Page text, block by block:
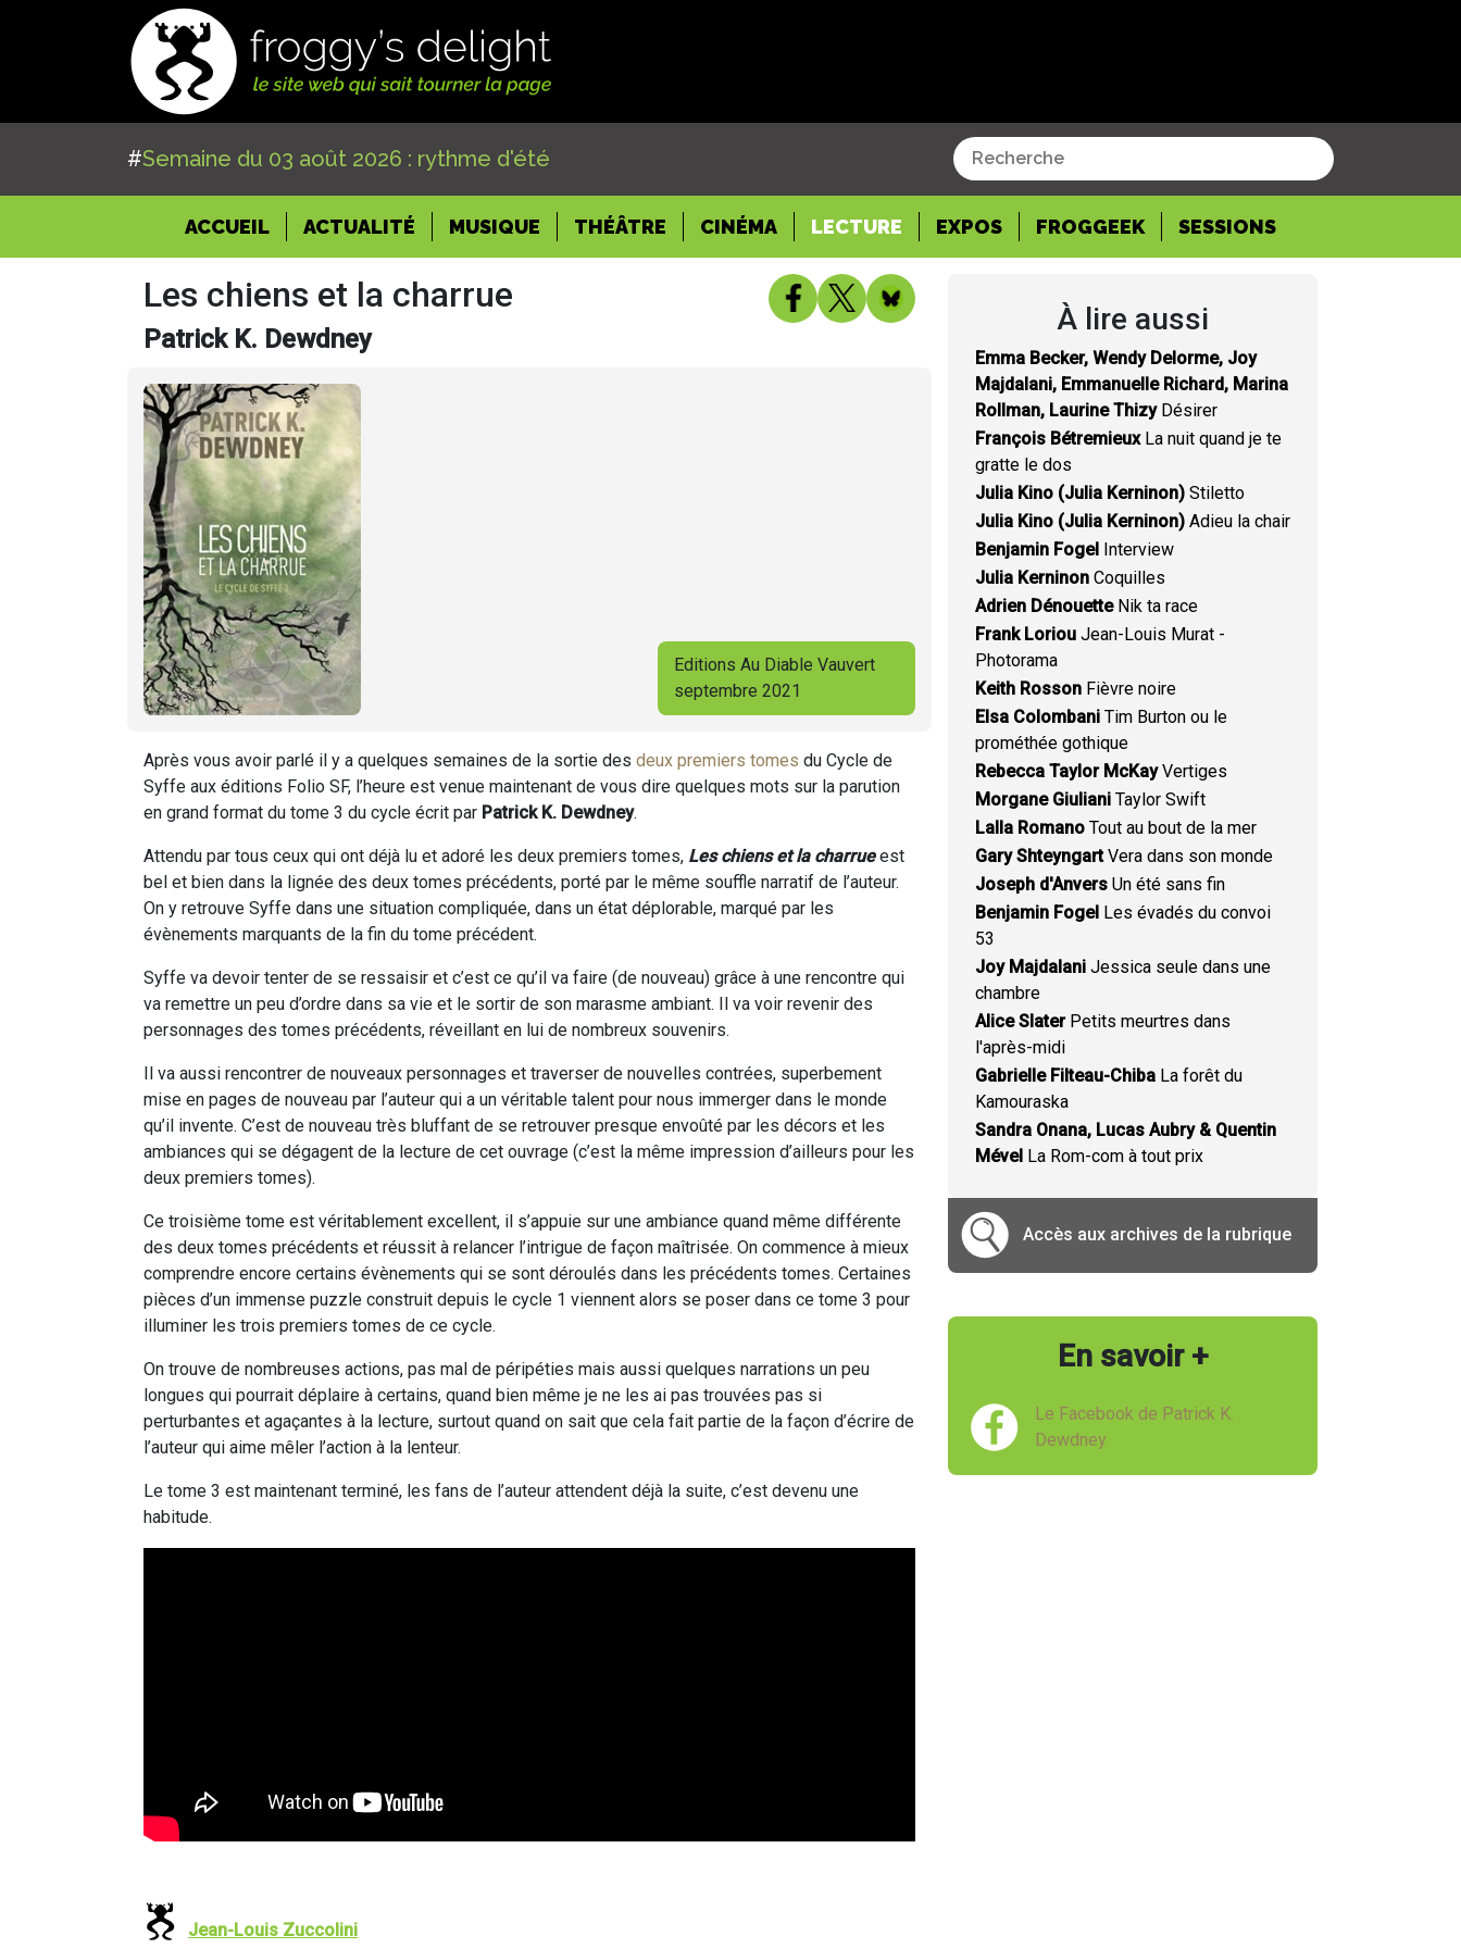
#Semaine du 03 août 2026 : rythme d'été
ACCUEIL(CURRENT)
ACTUALITÉ MUSIQUE THÉÂTRE CINÉMA LECTURE EXPOS FROGGEEK SESSIONS
Les chiens et la charrue
Patrick K. Dewdney
Editions Au Diable Vauvert
septembre 2021
Après vous avoir parlé il y a quelques semaines de la sortie des deux premiers tomes du Cycle de
Syffe aux éditions Folio SF, l’heure est venue maintenant de vous dire quelques mots sur la parution
en grand format du tome 3 du cycle écrit par Patrick K. Dewdney.
Attendu par tous ceux qui ont déjà lu et adoré les deux premiers tomes, Les chiens et la charrueest
bel et bien dans la lignée des deux tomes précédents, porté par le même souffle narratif de l’auteur.
On y retrouve Syffe dans une situation compliquée, dans un état déplorable, marqué par les
évènements marquants de la fin du tome précédent.
Syffe va devoir tenter de se ressaisir et c’est ce qu’il va faire (de nouveau) grâce à une rencontre qui
va remettre un peu d’ordre dans sa vie et le sortir de son marasme ambiant. Il va voir revenir des
personnages des tomes précédents, réveillant en lui de nombreux souvenirs.
Il va aussi rencontrer de nouveaux personnages et traverser de nouvelles contrées, superbement
mise en pages de nouveau par l’auteur qui a un véritable talent pour nous immerger dans le monde
qu’il invente. C’est de nouveau très bluffant de se retrouver presque envoûté par les décors et les
ambiances qui se dégagent de la lecture de cet ouvrage (c’est la même impression d’ailleurs pour les
deux premiers tomes).
Ce troisième tome est véritablement excellent, il s’appuie sur une ambiance quand même différente
des deux tomes précédents et réussit à relancer l’intrigue de façon maîtrisée. On commence à mieux
comprendre encore certains évènements qui se sont déroulés dans les précédents tomes. Certaines
pièces d’un immense puzzle construit depuis le cycle 1 viennent alors se poser dans ce tome 3 pour
illuminer les trois premiers tomes de ce cycle.
On trouve de nombreuses actions, pas mal de péripéties mais aussi quelques narrations un peu
longues qui pourrait déplaire à certains, quand bien même je ne les ai pas trouvées pas si
perturbantes et agaçantes à la lecture, surtout quand on sait que cela fait partie de la façon d’écrire de
l’auteur qui aime mêler l’action à la lenteur.
Le tome 3 est maintenant terminé, les fans de l’auteur attendent déjà la suite, c’est devenu une
habitude.
Jean-Louis Zuccolini
À lire aussi
Emma Becker, Wendy Delorme, Joy
Majdalani, Emmanuelle Richard, Marina
Rollman, Laurine ThizyDésirer
François BétremieuxLa nuit quand je te
gratte le dos
Julia Kino (Julia Kerninon) Stiletto
Julia Kino (Julia Kerninon) Adieu la chair
Benjamin Fogel Interview
Julia Kerninon Coquilles
Adrien DénouetteNik ta race
Frank Loriou Jean-Louis Murat -
Photorama
Keith Rosson Fièvre noire
Elsa Colombani Tim Burton ou le
prométhée gothique
Rebecca Taylor McKayVertiges
Morgane Giuliani Taylor Swift
Lalla Romano Tout au bout de la mer
Gary ShteyngartVera dans son monde
Joseph d'Anvers Un été sans fin
Benjamin Fogel Les évadés du convoi
53
Joy Majdalani Jessica seule dans une
chambre
Alice SlaterPetits meurtres dans
l'après-midi
Gabrielle Filteau-Chiba La forêt du
Kamouraska
Sandra Onana, Lucas Aubry & Quentin
Mével La Rom-com à tout prix
Accès aux archives de la rubrique
En savoir +
Le Facebook de Patrick K.
Dewdney